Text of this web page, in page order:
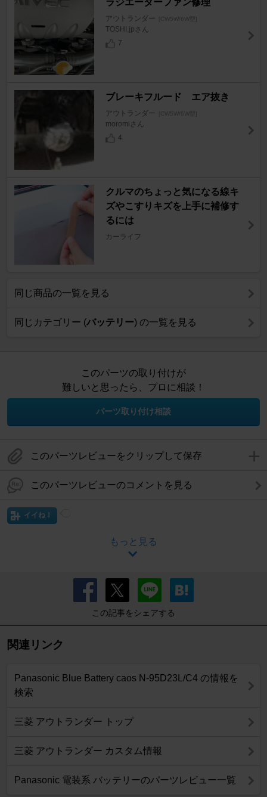
ラジエーターファン修理
アウトランダー [CW5W/6W型]
TOSHI.jpさん
7
ブレーキフルード エア抜き
アウトランダー [CW5W/6W型]
moromiさん
4
クルマのちょっと気になる線キ
ズやこすりキズを上手に補修す
るには
カーライフ
同じ商品の一覧を見る
同じカテゴリー (バッテリー) の一覧を見る
このパーツの取り付けが
難しいと思ったら、プロに相談！
パーツ取り付け相談
このパーツレビューをクリップして保存
このパーツレビューのコメントを見る
イイね！
もっと見る
この記事をシェアする
関連リンク
Panasonic Blue Battery caos N-95D23L/C4 の情報を
検索
三菱 アウトランダー トップ
三菱 アウトランダー カスタム情報
Panasonic 電装系 バッテリーのパーツレビュー一覧